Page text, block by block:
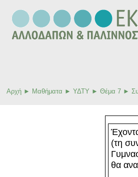
Αρχή ► Μαθήματα ► ΥΔΤΥ ► Θέμα 7 ►
(τη
θα